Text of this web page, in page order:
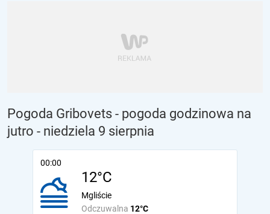
Pogoda Gribovets - pogoda godzinowa na
jutro - niedziela 9 sierpnia
00:00
12°C
Odczuwalna 12°C
Mgliście